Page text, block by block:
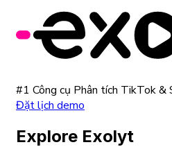
#1 Công cụ Phân tích TikTok &
Đặt lịch demo
Explore Exolyt